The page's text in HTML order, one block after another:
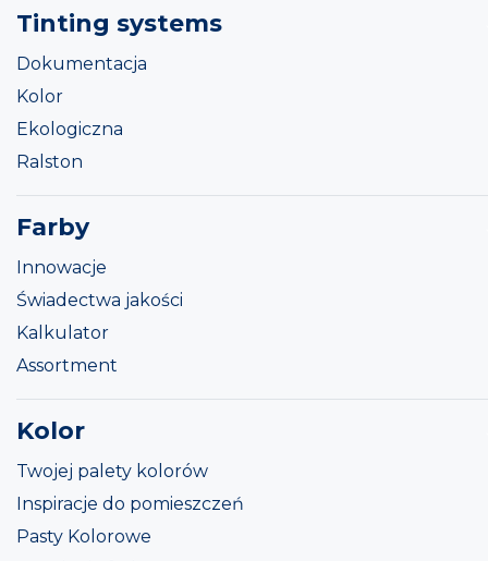
Tinting systems
Dokumentacja
Kolor
Ekologiczna
Ralston
Farby
Innowacje
Świadectwa jakości
Kalkulator
Assortment
Kolor
Twojej palety kolorów
Inspiracje do pomieszczeń
Pasty Kolorowe